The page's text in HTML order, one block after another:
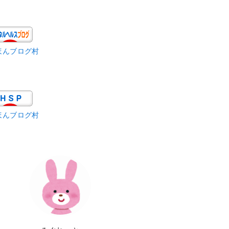
んブログ村
んブログ村